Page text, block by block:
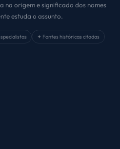
na origem e significado dos nomes
estuda o assunto.
✦ Fontes históricas citadas